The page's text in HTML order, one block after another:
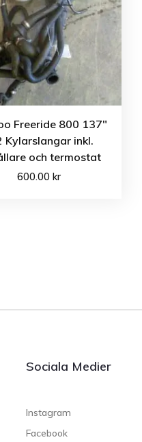
Freeride 800 137″
Kylarslangar inkl.
och termostat
600.00kr
Sociala Medier
Instagram
Facebook